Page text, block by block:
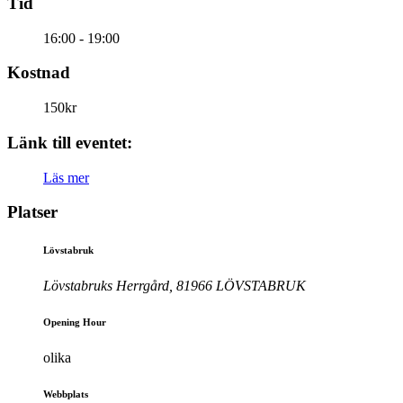
16:00 - 19:00
Kostnad
150kr
Länk till eventet:
Läs mer
Platser
Lövstabruk
Lövstabruks Herrgård, 81966 LÖVSTABRUK
Opening Hour
olika
Webbplats